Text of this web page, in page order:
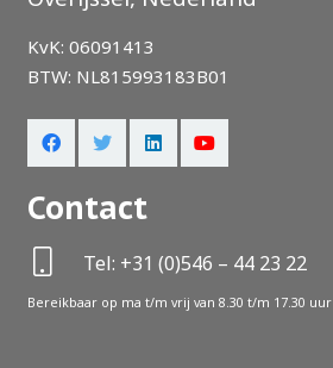
KvK: 06091413
BTW: NL815993183B01
Contact
Tel: +31 (0)546 – 44 23 22
Bereikbaar op ma t/m vrij van 8.30 t/m 17.30 uur